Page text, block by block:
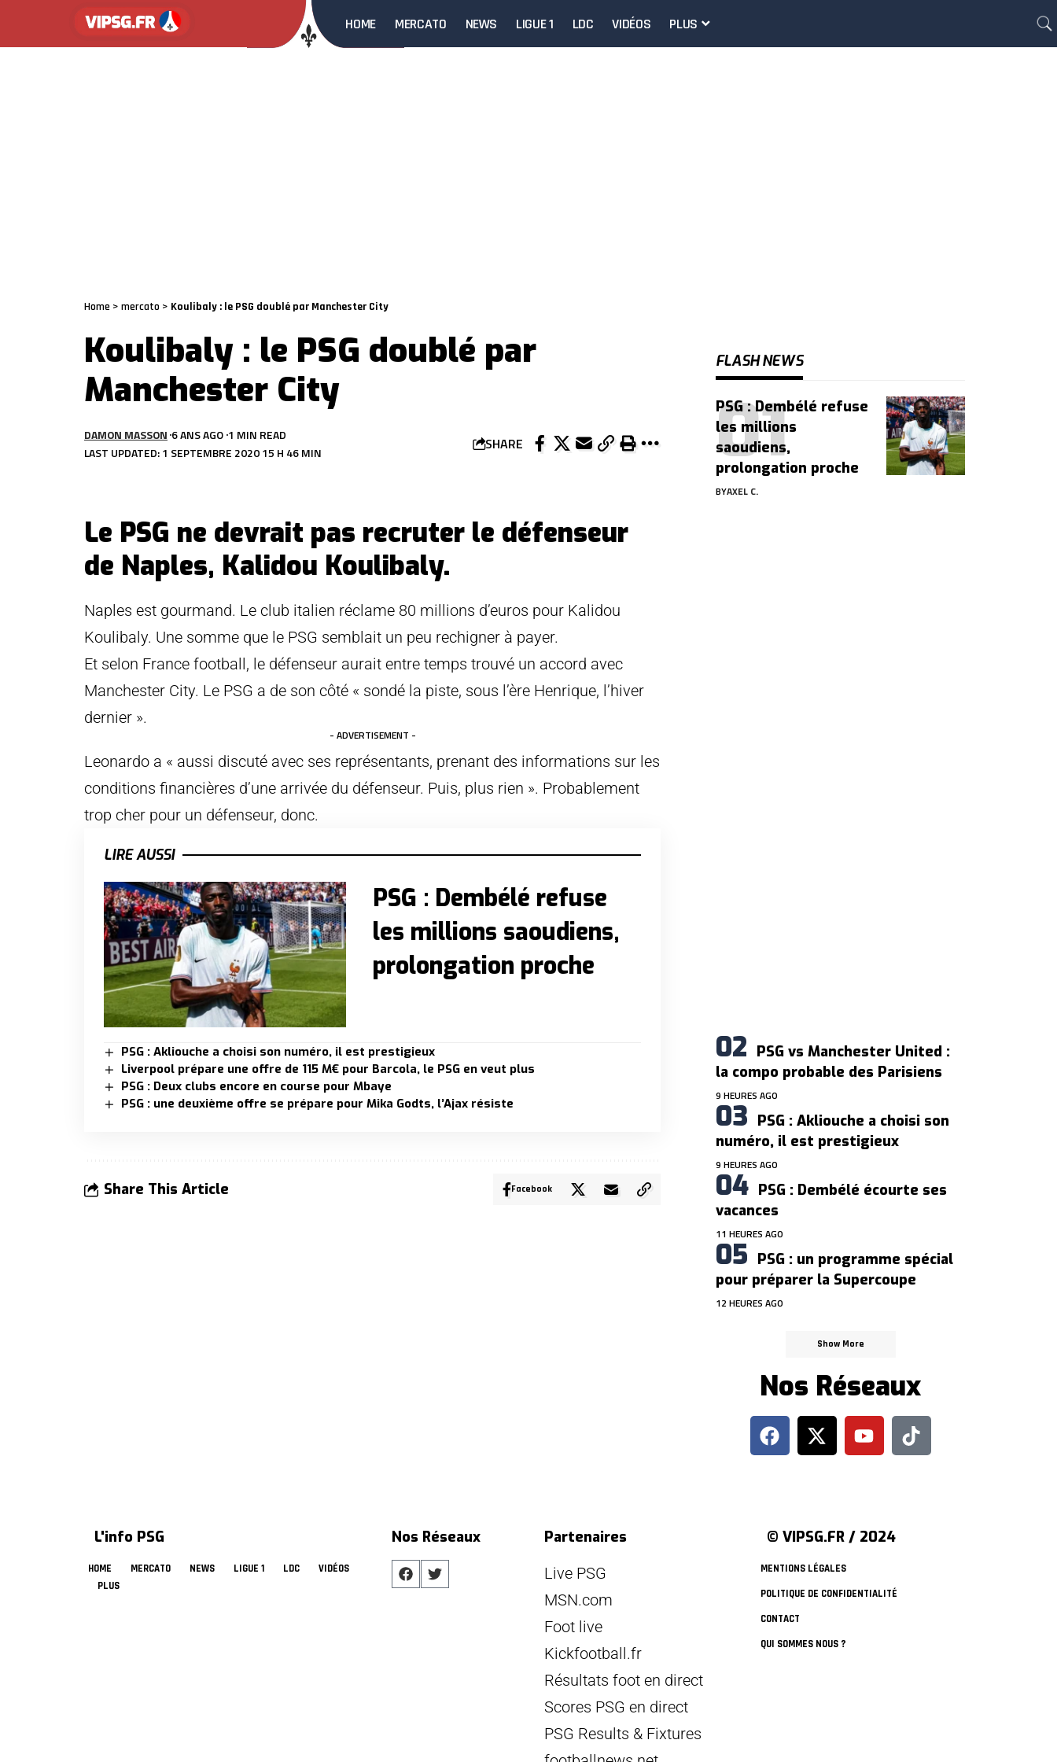
HOME MERCATO NEWS LIGUE 1 LDC VIDÉOS PLUS
Home > mercato > Koulibaly : le PSG doublé par Manchester City
Koulibaly : le PSG doublé par
Manchester City
LAST UPDATED: 1 SEPTEMBRE 2020 15 H 46 MIN
DAMON MASSON 6 ANS AGO 1 MIN READ SHARE
Le PSG ne devrait pas recruter le défenseur
de Naples, Kalidou Koulibaly.
Naples est gourmand. Le club italien réclame 80 millions d’euros pour Kalidou
Koulibaly. Une somme que le PSG semblait un peu rechigner à payer.
Et selon France football, le défenseur aurait entre temps trouvé un accord avec
Manchester City. Le PSG a de son côté « sondé la piste, sous l’ère Henrique, l’hiver
dernier ».
- ADVERTISEMENT -
Leonardo a « aussi discuté avec ses représentants, prenant des informations sur les
conditions financières d’une arrivée du défenseur. Puis, plus rien ». Probablement
trop cher pour un défenseur, donc.
LIRE AUSSI
PSG : Dembélé refuse
les millions saoudiens,
prolongation proche
PSG : Akliouche a choisi son numéro, il est prestigieux
Liverpool prépare une offre de 115 M€ pour Barcola, le PSG en veut plus
PSG : Deux clubs encore en course pour Mbaye
PSG : une deuxième offre se prépare pour Mika Godts, l’Ajax résiste
Share This Article Facebook
FLASH NEWS
PSG : Dembélé refuse
les millions
saoudiens,
prolongation proche
BYAXEL C.
PSG vs Manchester United :
la compo probable des Parisiens
9 HEURES AGO
PSG : Akliouche a choisi son
numéro, il est prestigieux
9 HEURES AGO
PSG : Dembélé écourte ses
vacances
11 HEURES AGO
PSG : un programme spécial
pour préparer la Supercoupe
12 HEURES AGO
Show More
Nos Réseaux
L'info PSG
HOME MERCATO NEWS LIGUE 1 LDC
VIDÉOS
PLUS
Nos Réseaux
Partenaires
Live PSG
MSN.com
Foot live
Kickfootball.fr
Résultats foot en direct
Scores PSG en direct
PSG Results & Fixtures
© VIPSG.FR / 2024
MENTIONS LÉGALES
POLITIQUE DE CONFIDENTIALITÉ
CONTACT
QUI SOMMES NOUS ?